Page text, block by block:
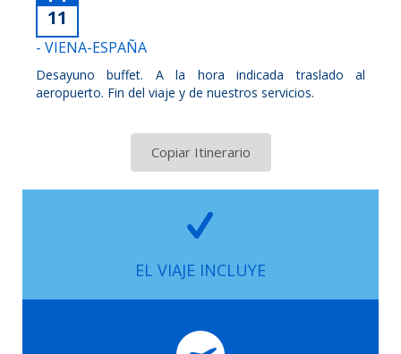
11
- VIENA-ESPAÑA
Desayuno buffet. A la hora indicada traslado al
aeropuerto. Fin del viaje y de nuestros servicios.
Copiar Itinerario
EL VIAJE INCLUYE